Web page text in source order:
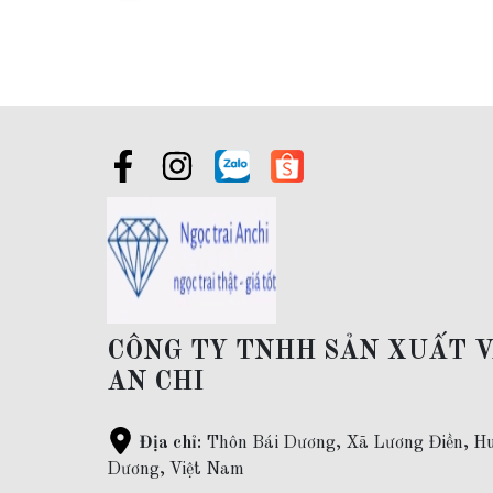
Bán sỉ trang sức vàng:
CÔNG TY TNHH SẢN XUẤT
AN CHI
Địa chỉ: Thôn Bái Dương, Xã Lương Điền,
Dương, Việt Nam